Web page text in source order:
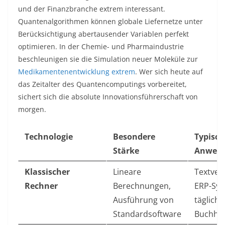
und der Finanzbranche extrem interessant.
Quantenalgorithmen können globale Liefernetze unter
Berücksichtigung abertausender Variablen perfekt
optimieren. In der Chemie- und Pharmaindustrie
beschleunigen sie die Simulation neuer Moleküle zur
Medikamentenentwicklung extrem. Wer sich heute auf
das Zeitalter des Quantencomputings vorbereitet,
sichert sich die absolute Innovationsführerschaft von
morgen.
Technologie
Besondere
Stärke
Klassischer
Rechner
Lineare
Berechnungen,
Ausführung von
Standardsoftware
ERP-
tägliche